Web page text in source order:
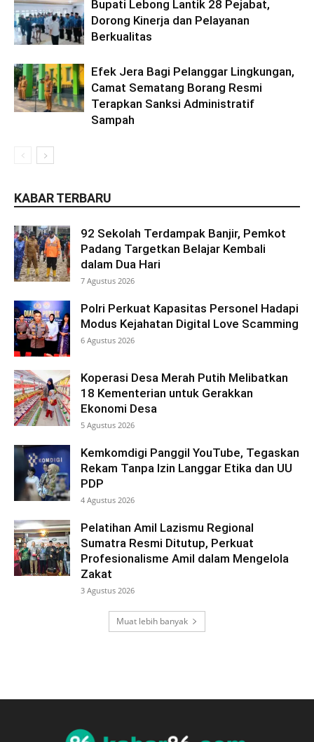
Bupati Lebong Lantik 28 Pejabat,
Dorong Kinerja dan Pelayanan
Berkualitas
Efek Jera Bagi Pelanggar Lingkungan,
Camat Sematang Borang Resmi
Terapkan Sanksi Administratif
Sampah
KABAR TERBARU
92 Sekolah Terdampak Banjir, Pemkot
Padang Targetkan Belajar Kembali
dalam Dua Hari
7 Agustus 2026
Polri Perkuat Kapasitas Personel Hadapi
Modus Kejahatan Digital Love Scamming
6 Agustus 2026
Koperasi Desa Merah Putih Melibatkan
18 Kementerian untuk Gerakkan
Ekonomi Desa
5 Agustus 2026
Kemkomdigi Panggil YouTube, Tegaskan
Rekam Tanpa Izin Langgar Etika dan UU
PDP
4 Agustus 2026
Pelatihan Amil Lazismu Regional
Sumatra Resmi Ditutup, Perkuat
Profesionalisme Amil dalam Mengelola
Zakat
3 Agustus 2026
Muat lebih banyak